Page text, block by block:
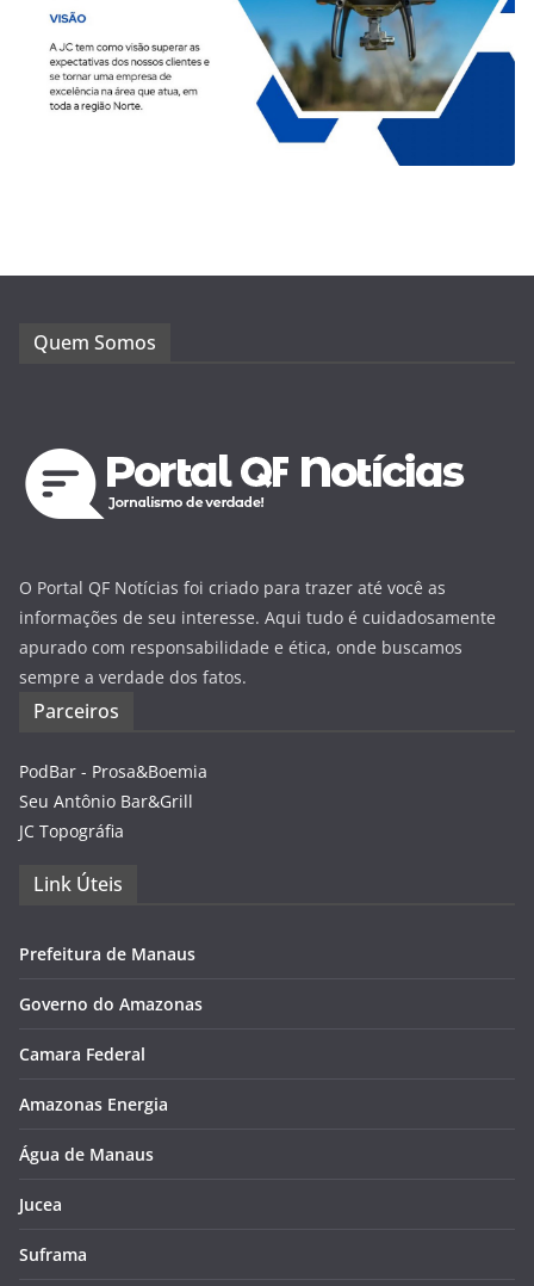
Quem Somos
O Portal QF Notícias foi criado para trazer até você as
informações de seu interesse. Aqui tudo é cuidadosamente
apurado com responsabilidade e ética, onde buscamos
sempre a verdade dos fatos.
Parceiros
PodBar - Prosa&Boemia
Seu Antônio Bar&Grill
JC Topográfia
Link Úteis
Prefeitura de Manaus
Governo do Amazonas
Camara Federal
Amazonas Energia
Água de Manaus
Jucea
Suframa